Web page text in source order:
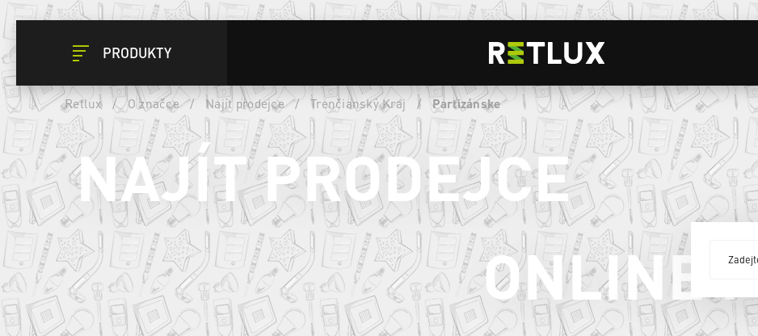
PRODUKTY
Retlux / O značce / Najít prodejce / Trenčianský Kraj / Partizánske
NAJÍT PRODEJCE
ONLINE